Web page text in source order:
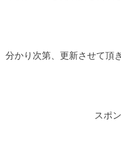
分かり次第、更新させて頂
スポ